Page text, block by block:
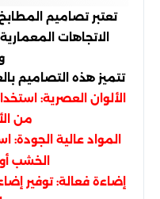
تعتبر تصاميم
الاتجاهات
تتميز هذه التصاميم
الألوان العصرية:
من
المواد عالية
الخشب
إضاءة فعالة: توفير